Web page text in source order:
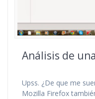
Análisis de
Upss. ¿De que me
Mozilla Firefox